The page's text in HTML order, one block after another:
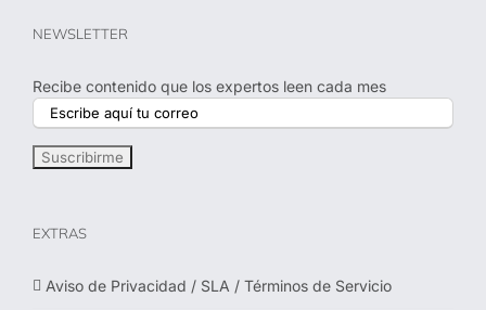
NEWSLETTER
Recibe contenido que los expertos leen cada mes
EXTRAS
Aviso de Privacidad / SLA / Términos de Servicio